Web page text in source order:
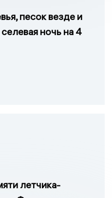
песок везде и
ночь на 4
летчика-